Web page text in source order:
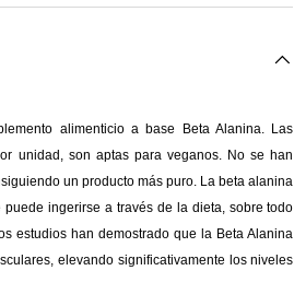
alimenticio a base Beta Alanina. Las
unidad, son aptas para veganos. No se han
un producto más puro. La beta alanina
ingerirse a través de la dieta, sobre todo
estudios han demostrado que la Beta Alanina
elevando significativamente los niveles